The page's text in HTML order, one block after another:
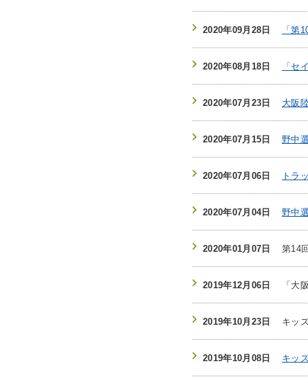
2020年09月28日 「第
2020年08月18日 「セ
2020年07月23日 大阪
2020年07月15日 野中
2020年07月06日 トラ
2020年07月04日 野中
2020年01月07日 第14
2019年12月06日 「大
2019年10月23日 キッ
2019年10月08日 キッ